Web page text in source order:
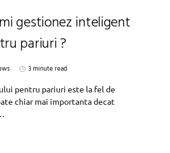
gestionez inteligent
pariuri ?
3 minute read
pentru pariuri este la fel de
chiar mai importanta decat